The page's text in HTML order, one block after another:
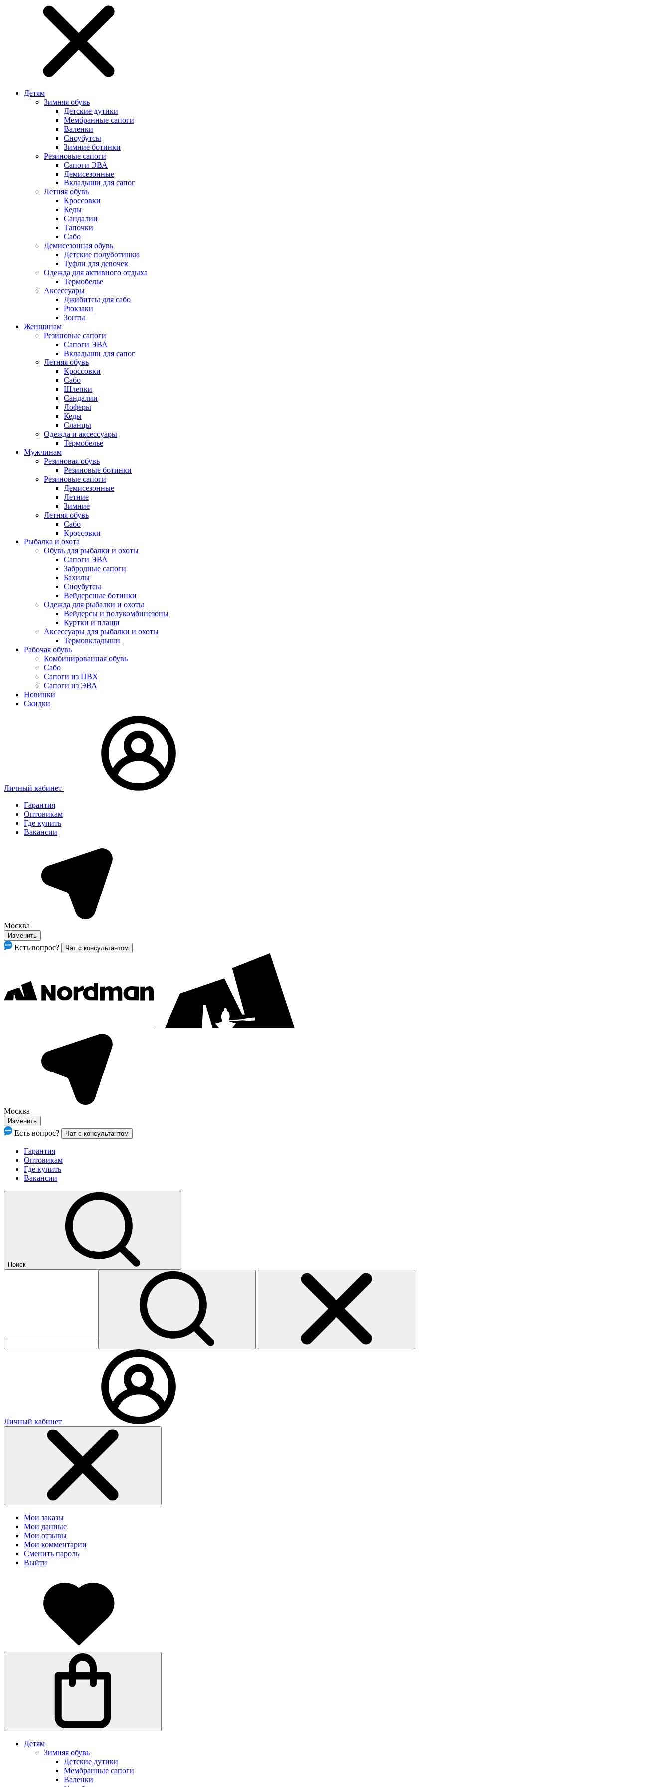
Детям
Зимняя обувь
Детские дутики
Мембранные сапоги
Валенки
Сноубутсы
Зимние ботинки
Резиновые сапоги
Сапоги ЭВА
Демисезонные
Вкладыши для сапог
Летняя обувь
Кроссовки
Кеды
Сандалии
Тапочки
Сабо
Демисезонная обувь
Детские полуботинки
Туфли для девочек
Одежда для активного отдыха
Термобелье
Аксессуары
Джибитсы для сабо
Рюкзаки
Зонты
Женщинам
Резиновые сапоги
Cапоги ЭВА
Вкладыши для сапог
Летняя обувь
Кроссовки
Сабо
Шлепки
Сандалии
Лоферы
Кеды
Сланцы
Одежда и аксессуары
Термобелье
Мужчинам
Резиновая обувь
Резиновые ботинки
Резиновые сапоги
Демисезонные
Летние
Зимние
Летняя обувь
Сабо
Кроссовки
Рыбалка и охота
Обувь для рыбалки и охоты
Сапоги ЭВА
Забродные сапоги
Бахилы
Сноубутсы
Вейдерсные ботинки
Одежда для рыбалки и охоты
Вейдерсы и полукомбинезоны
Куртки и плащи
Аксессуары для рыбалки и охоты
Термовкладыши
Рабочая обувь
Комбинированная обувь
Сабо
Сапоги из ПВХ
Сапоги из ЭВА
Новинки
Скидки
Личный кабинет
Гарантия
Оптовикам
Где купить
Вакансии
Москва
Изменить
Есть вопрос? Чат с консультантом
Москва
Изменить
Есть вопрос? Чат с консультантом
Гарантия
Оптовикам
Где купить
Вакансии
Поиск
Личный кабинет
Мои заказы
Мои данные
Мои отзывы
Мои комментарии
Сменить пароль
Выйти
Детям
Зимняя обувь
Детские дутики
Мембранные сапоги
Валенки